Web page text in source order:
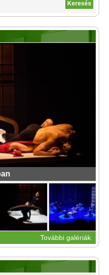
További galériák